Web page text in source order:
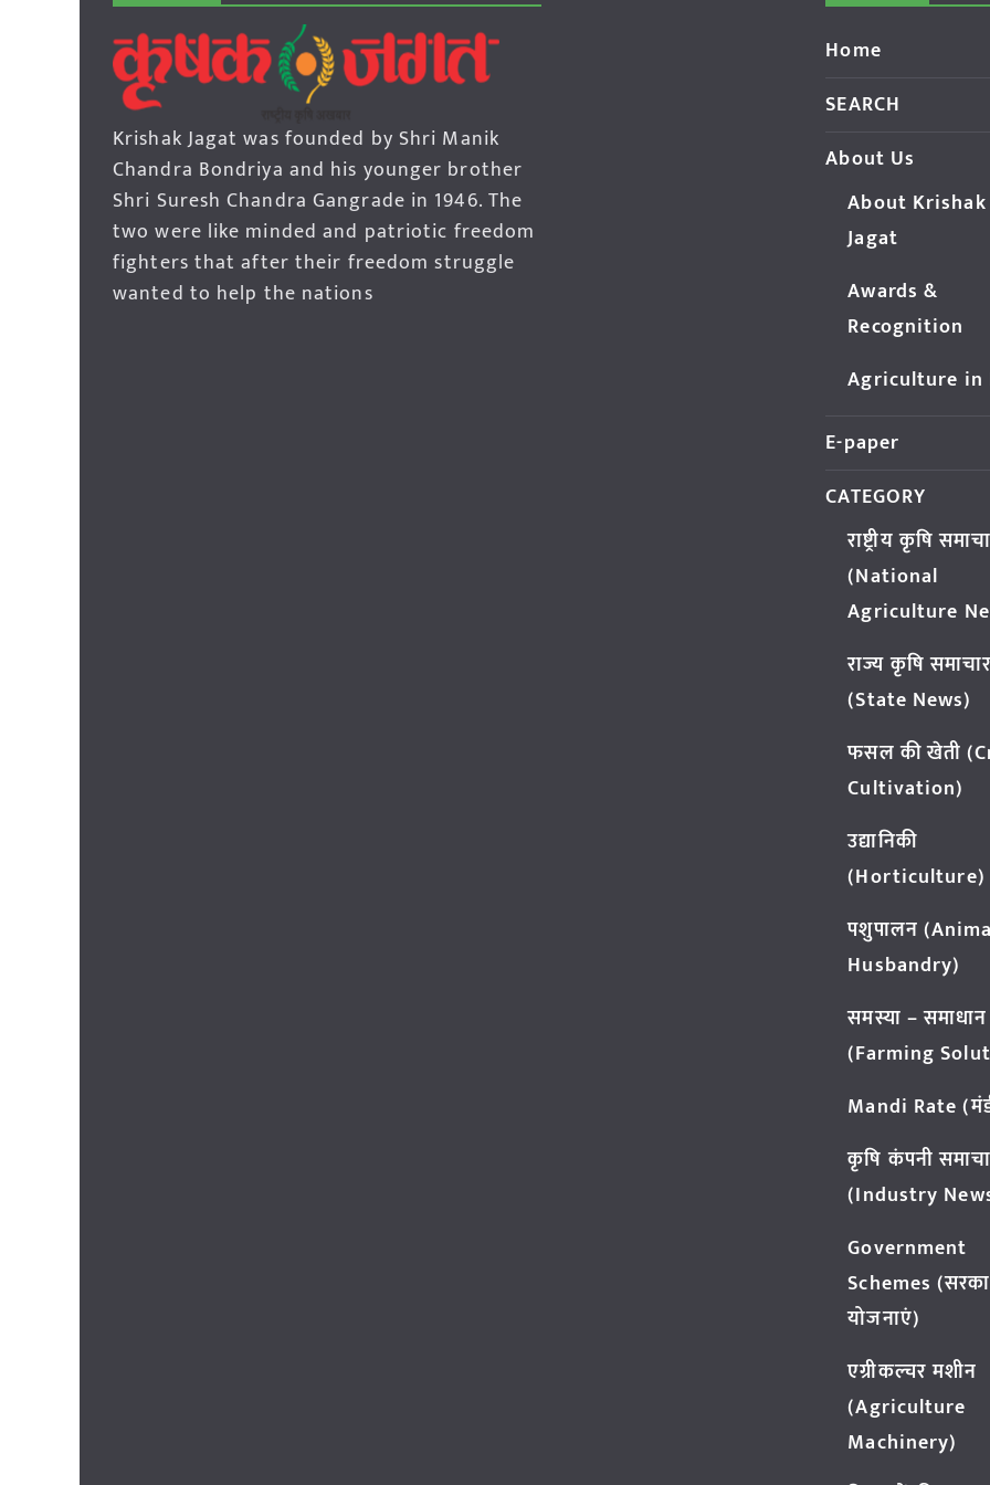
Krishak Jagat was founded by Shri Manik
Chandra Bondriya and his younger brother
Shri Suresh Chandra Gangrade in 1946. The
two were like minded and patriotic freedom
fighters that after their freedom struggle
wanted to help the nations
Home
SEARCH
About Us
About Krishak
Jagat
Awards &
Recognition
Agriculture in
E-paper
CATEGORY
राष्ट्रीय कृषि
(National
Agriculture
राज्य कृषि समाचार
(State News)
फसल की खेती
Cultivation)
उद्यानिकी
(Horticulture)
पशुपालन
Husbandry)
समस्या – समाधान
(Farming
Mandi Rate
कृषि कंपनी
(Industry
Government
Schemes
योजनाएं)
एग्रीकल्चर मशीन
(Agriculture
Machinery)